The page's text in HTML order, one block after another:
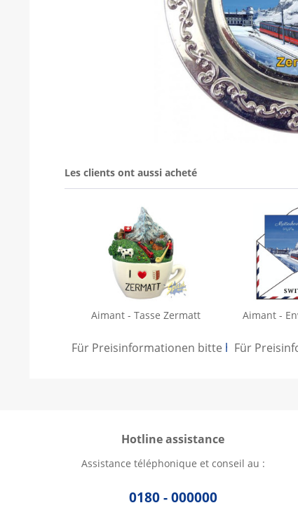
Les clients ont aussi acheté
Aimant - Tasse Zermatt
Für Preisinformationen bitte hier
Aimant -
Für
Hotline assistance
Assistance téléphonique et conseil au :
0180 - 000000